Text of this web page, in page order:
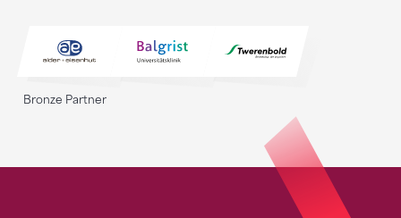
Bronze Partner